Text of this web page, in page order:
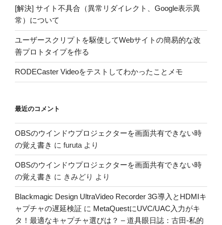
[解決] サイト不具合（異常リダイレクト、Google表示異
常）について
ユーザースクリプトを駆使してWebサイトの簡易的な改
善プロトタイプを作る
RODECaster Videoをテストしてわかったことメモ
最近のコメント
OBSのウインドウプロジェクターを画面共有できない時
の覚え書き に furuta より
OBSのウインドウプロジェクターを画面共有できない時
の覚え書き に きみどり より
Blackmagic Design UltraVideo Recorder 3G導入とHDMIキ
ャプチャの遅延検証 に MetaQuestにUVC/UAC入力がキ
タ！最適なキャプチャ選びは？ – 道具眼日誌：古田-私的